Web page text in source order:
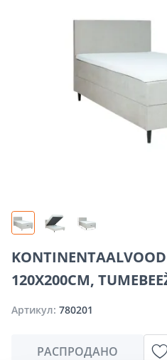
120X200CM,
Артикул: 780201
РАСПРОДАНО